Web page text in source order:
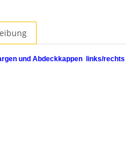
und Abdeckkappen links/rechts